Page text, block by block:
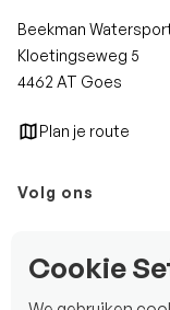
Beekman
Kloetingseweg 5
4462 AT Goes
Plan je route
Volg ons
Instagram
Cookie